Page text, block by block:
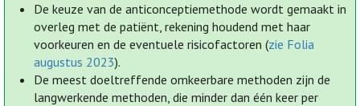
De keuze van de anticonceptiemethode wordt gemaakt in
overleg met de patiënt, rekening houdend met haar
voorkeuren en de eventuele risicofactoren (zie Folia
augustus 2023).
De meest doeltreffende omkeerbare methoden zijn de
langwerkende methoden, die minder dan één keer per